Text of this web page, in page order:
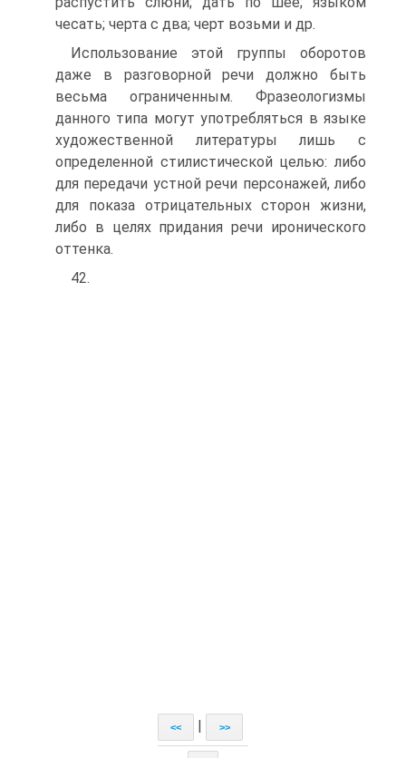
чесать; черта с два; черт возьми и др.
Использование этой группы оборотов
даже в разговорной речи должно быть
весьма ограниченным. Фразеологизмы
данного типа могут употребляться в языке
художественной литературы лишь с
определенной стилистической целью: либо
для передачи устной речи персонажей, либо
для показа отрицательных сторон жизни,
либо в целях придания речи иронического
оттенка.
42.
<< >>